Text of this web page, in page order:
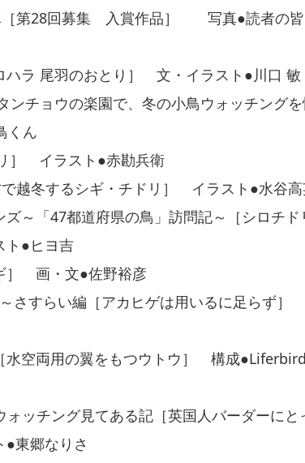
真［第28回募集 入賞作品］ 写真●読者の
ハラ 尾羽のおとり］ 文・イラスト●川口 敏
ンチョウの楽園で、冬の小鳥ウォッチング
くん
］ イラスト●赤勘兵衛
越冬するシギ・チドリ］ イラスト●水谷
ズ～「47都道府県の鳥」訪問記～［シロチド
●ヒヨ吉
］ 画・文●佐野裕彦
さすらい編［アカヒゲは用いるに足らず］
水空両用の翼をもつウトウ］ 構成
ォッチング見てある記［英国人バーダーにと
東郷なりさ